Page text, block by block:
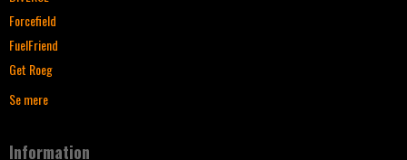
Forcefield
FuelFriend
Get Roeg
Se mere
Information